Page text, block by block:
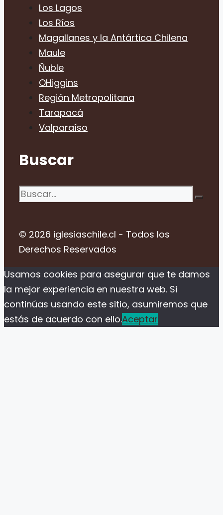
Los Lagos
Los Ríos
Magallanes y la Antártica Chilena
Maule
Ñuble
OHiggins
Región Metropolitana
Tarapacá
Valparaíso
Buscar
Buscar:
© 2026 iglesiaschile.cl - Todos los
Derechos Reservados
Usamos cookies para asegurar que te damos
la mejor experiencia en nuestra web. Si
continúas usando este sitio, asumiremos que
estás de acuerdo con ello.Aceptar